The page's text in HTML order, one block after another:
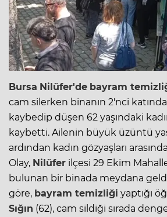
Bursa Nilüfer'de bayram
cam silerken binanın 2'nci
kaybedip düşen 62 yaşındaki
kaybetti. Ailenin büyük üzüntü
ardından kadın gözyaşları
Olay, Nilüfer ilçesi 29 Ekim
bulunan bir binada meydana
göre, bayram temizliği yaptığı
Sığın (62), cam sildiği sırada